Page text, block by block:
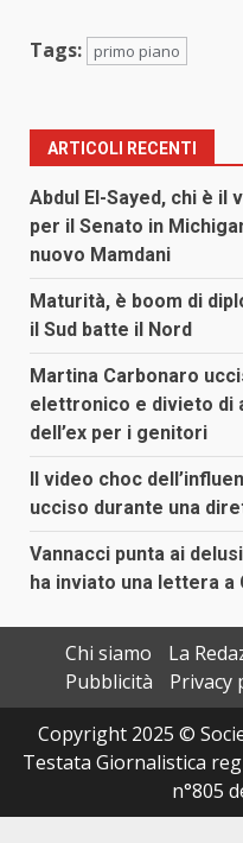
Tags: primo piano
ARTICOLI RECENTI
Abdul El-Sayed, chi è
per il Senato in
nuovo Mamdani
Maturità, è boom di
il Sud batte il Nord
Martina Carbonaro
elettronico e divieto di
dell’ex per i genitori
Il video choc
ucciso durante una
Vannacci punta ai
ha inviato una lettera a
Chi siamo
La
Pubblicità
Privacy
Copyright 2025 ©
Testata Giornalistica
n°805